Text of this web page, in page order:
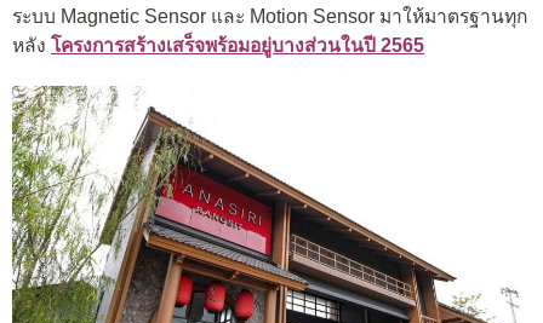
ระบบ Magnetic Sensor และ Motion Sensor มาให้มาตรฐานทุก
หลัง โครงการสร้างเสร็จพร้อมอยู่บางส่วนในปี 2565